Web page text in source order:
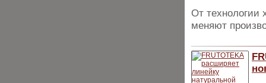
От технологии
меняют